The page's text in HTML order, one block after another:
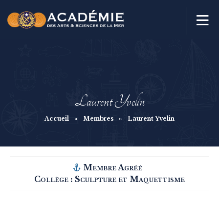
Laurent Yvelin
Accueil » Membres » Laurent Yvelin
Membre Agréé
Collège : Sculpture et Maquettisme